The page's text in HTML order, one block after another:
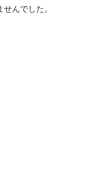
んでした。